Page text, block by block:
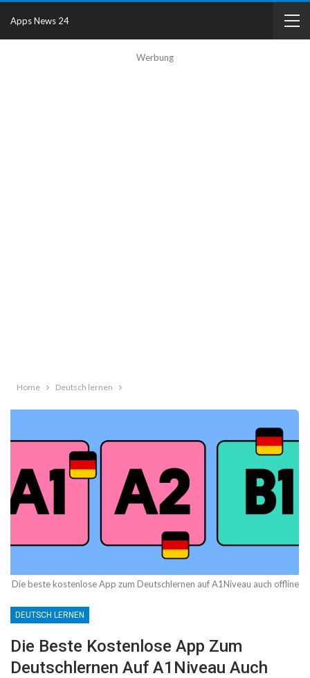
Werbung
Apps News 24
Home Deutsch lernen
Die beste kostenlose App zum Deutschlernen auf A1Niveau auch offline
DEUTSCH LERNEN
Die Beste Kostenlose App Zum
Deutschlernen Auf A1Niveau Auch